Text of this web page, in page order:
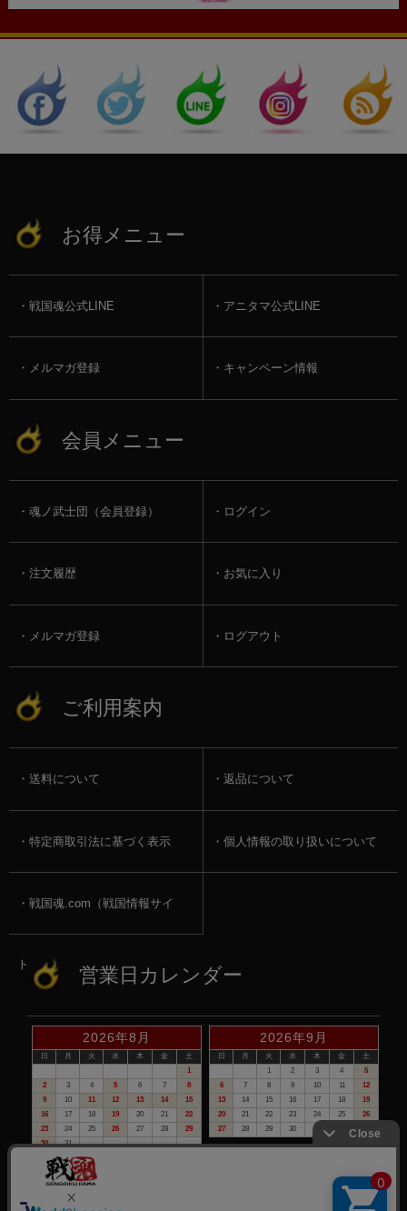
お得メニュー
戦国魂公式LINE アニタマ公式LINE
メルマガ登録 キャンペーン情報
会員メニュー
魂ノ武士団（会員登録） ログイン
注文履歴 お気に入り
メルマガ登録 ログアウト
ご利用案内
送料について 返品について
特定商取引法に基づく表示 個人情報の取り扱いについて
戦国魂.com（戦国情報サイ
ト） 営業日カレンダー
2026年8月
日 月 火 水 木 金
土
1
2
3 4 5 6 7
8
9
10 11 12 13 14
15
16
17 18 19 20 21
22
23
24 25 26 27 28
29
30
31
2026年9月
日 月 火 水 木 金
土
1
2 3 4
5
6
7 8 9 10 11
12
13
14 15 16 17 18
19
20
21 22 23 24 25
26
27
28 29 30
赤い日付が定休日です。
※定休日は、商品の発送・電話でのお問合せは、お休みさせて頂いて
おりますので予めご了承下さい。